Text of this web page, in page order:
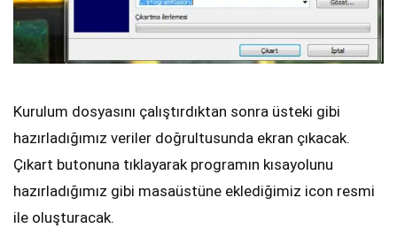
Kurulum dosyasını çalıştırdıktan sonra üsteki gibi
hazırladığımız veriler doğrultusunda ekran çıkacak.
Çıkart butonuna tıklayarak programın kısayolunu
hazırladığımız gibi masaüstüne eklediğimiz icon resmi
ile oluşturacak.